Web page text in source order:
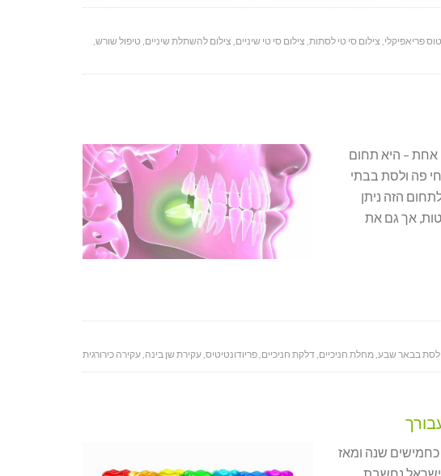
פריאפיקלי צילום סי טי לסתות צילום סי טי שיניים צילום להשתלת שיניים טיפול שורש
אחת – היא תחום
פה ולסת בבתי
הזה ניתן
אך גם את
בבאר שבע מחלת חניכיים דלקת חניכיים פריודונטיטיס עקירת שן בינה עקירה כירורגית
כחמישים שנה ומאז
ישראל נחשבת